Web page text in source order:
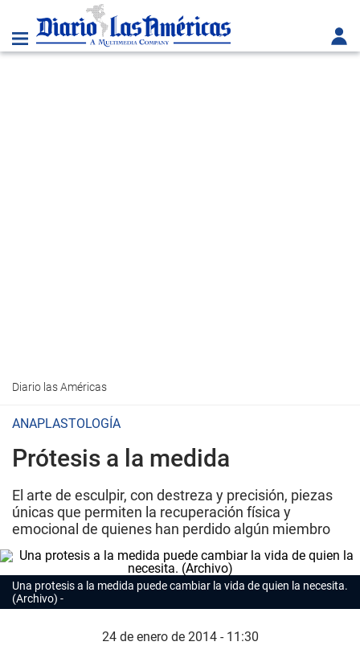
Diario las Américas
ANAPLASTOLOGÍA
Prótesis a la medida
El arte de esculpir, con destreza y precisión, piezas
únicas que permiten la recuperación física y
emocional de quienes han perdido algún miembro
Una protesis a la medida puede cambiar la vida de quien la necesita.
(Archivo)
24 de enero de 2014 - 11:30